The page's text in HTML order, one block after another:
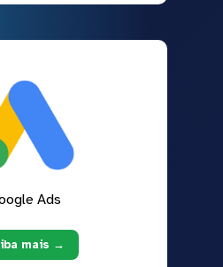
Ads
mais →